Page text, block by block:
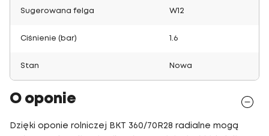
Sugerowana felga W12
Ciśnienie (bar) 1.6
Stan Nowa
O oponie
Dzięki oponie rolniczej BKT 360/70R28 radialne mogą